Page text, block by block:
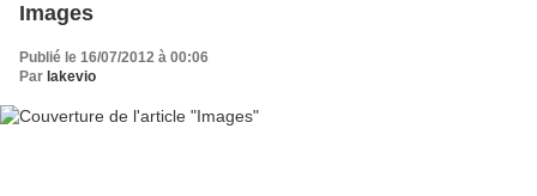
Images
Publié le 16/07/2012 à 00:06
Par lakevio